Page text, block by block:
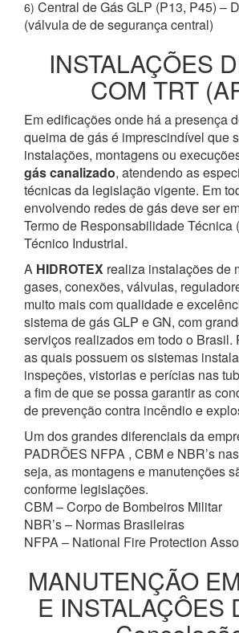
6) Central de Gás GLP (P13, P45) –
(válvula de de segurança central)
INSTALAÇÕES
COM TRT
Em edificações onde há a presença
queima de gás é imprescindível que
instalações, montagens ou
gás canalizado, atendendo as
técnicas da legislação vigente. Em
envolvendo redes de gás deve ser
Termo de Responsabilidade Técnica
Técnico Industrial.
A HIDROTEX realiza instalações de
gases, conexões, válvulas,
muito mais com qualidade e
sistema de gás GLP e GN, com
serviços realizados em todo o Brasil.
as quais possuem os sistemas
inspeções, vistorias e perícias nas
a fim de que se possa garantir as
de prevenção contra incêndio e
Um dos grandes diferenciais da
PADRÕES NFPA , CBM e NBR’s
seja, as montagens e manutenções
conforme legislações.
CBM – Corpo de Bombeiros Militar
NBR’s – Normas Brasileiras
NFPA – National Fire Protection
MANUTENÇÃO
E INSTALAÇÔES